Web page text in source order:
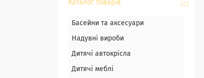
Каталог товарів
Басейни та аксесуари
Надувні вироби
Дитячі автокрісла
Дитячі меблі